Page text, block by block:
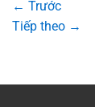
← Trước
Tiếp theo →